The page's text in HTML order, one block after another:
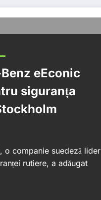
eEconic
siguranța
o companie suedeză lider
rutiere, a adăugat